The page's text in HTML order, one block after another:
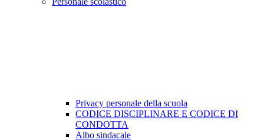
Privacy personale della scuola
CODICE DISCIPLINARE E CODICE DI
CONDOTTA
Albo sindacale